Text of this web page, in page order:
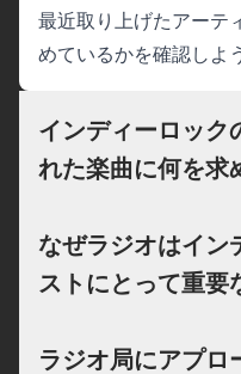
最近取り上げたアーテ
めているかを確認しよ
インディーロック
れた楽曲に何を求
なぜラジオはイン
ストにとって重要
ラジオ局にアプロ